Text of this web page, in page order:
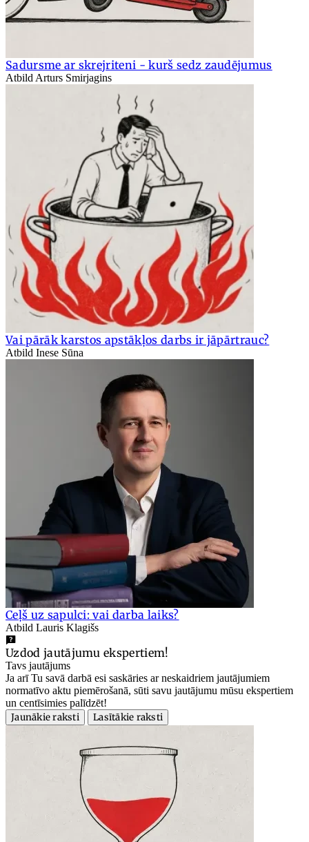
Sadursme ar skrejriteni - kurš sedz zaudējumus
Atbild Arturs Smirjagins
Vai pārāk karstos apstākļos darbs ir jāpārtrauc?
Atbild Inese Sūna
Ceļš uz sapulci: vai darba laiks?
Atbild Lauris Klagišs
Uzdod jautājumu ekspertiem!
Tavs jautājums
Ja arī Tu savā darbā esi saskāries ar neskaidriem jautājumiem
normatīvo aktu piemērošanā, sūti savu jautājumu mūsu ekspertiem
un centīsimies palīdzēt!
Jaunākie raksti
Lasītākie raksti